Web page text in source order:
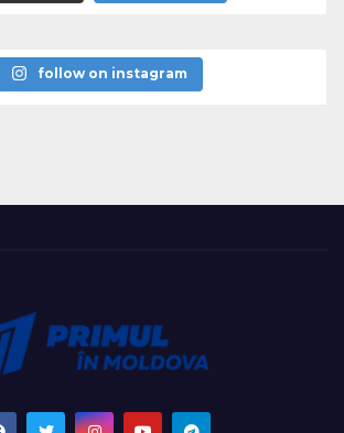
follow on instagram